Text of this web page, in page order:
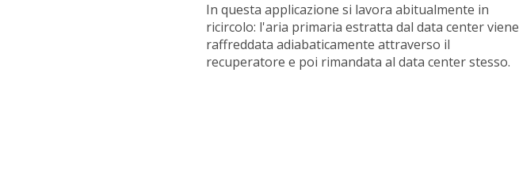
In questa applicazione si lavora abitualmente in
ricircolo: l'aria primaria estratta dal data center viene
raffreddata adiabaticamente attraverso il
recuperatore e poi rimandata al data center stesso.